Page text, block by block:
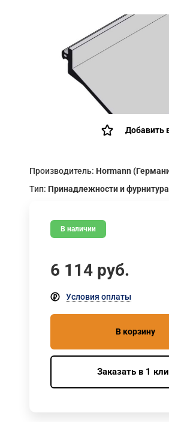
Добавить
Производитель: Hormann
Тип: Принадлежности и фурнитура
В наличии
6 114 руб.
Условия оплаты
В корзину
Заказать в 1